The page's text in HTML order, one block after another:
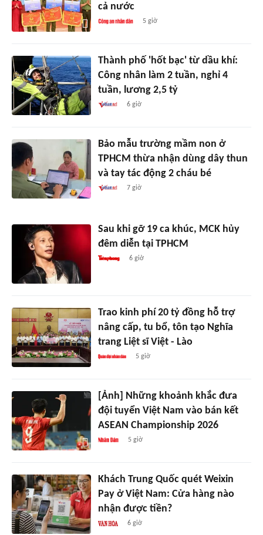
cả nước
5 giờ
Thành phố 'hốt bạc' từ dầu khí:
Công nhân làm 2 tuần, nghỉ 4
tuần, lương 2,5 tỷ
6 giờ
Bảo mẫu trường mầm non ở
TPHCM thừa nhận dùng dây thun
và tay tác động 2 cháu bé
7 giờ
Sau khi gỡ 19 ca khúc, MCK hủy
đêm diễn tại TPHCM
6 giờ
Trao kinh phí 20 tỷ đồng hỗ trợ
nâng cấp, tu bổ, tôn tạo Nghĩa
trang Liệt sĩ Việt - Lào
5 giờ
[Ảnh] Những khoảnh khắc đưa
đội tuyển Việt Nam vào bán kết
ASEAN Championship 2026
5 giờ
Khách Trung Quốc quét Weixin
Pay ở Việt Nam: Cửa hàng nào
nhận được tiền?
6 giờ